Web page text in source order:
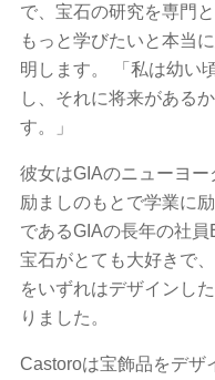
で、宝石の研究を専門
もっと学びたいと本当
明します。 「私は幼い
し、それに将来がある
す。」
彼女はGIAのニューヨ
励ましのもとで学業に
であるGIAの長年の社
宝石がとても大好きで
をいずれはデザインし
りました。
Castoroは宝飾品をデザ